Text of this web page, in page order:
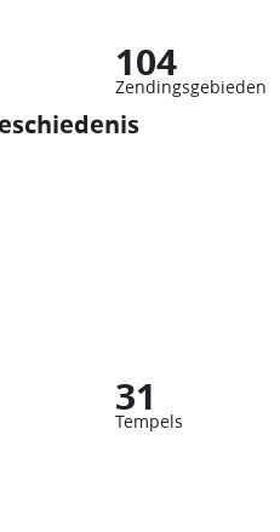
104
Zendingsgebieden
31
Tempels